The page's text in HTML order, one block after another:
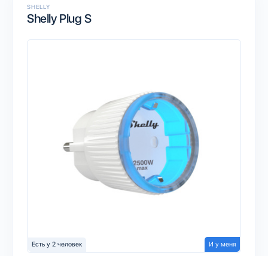
SHELLY
Shelly Plug S
Есть у 2 человек И у меня